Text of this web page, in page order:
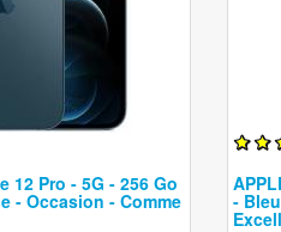
12 Pro - 5G - 256 Go
- Occasion - Comme -